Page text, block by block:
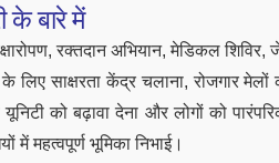
के बारे में
वृक्षारोपण, रक्तदान अभियान, मेडिकल
लिए साक्षरता केंद्र चलाना, रोजगार
को बढ़ावा देना और लोगों को
में महत्वपूर्ण भूमिका निभाई।